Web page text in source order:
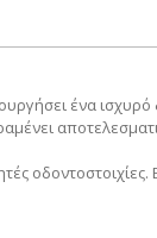
ένα